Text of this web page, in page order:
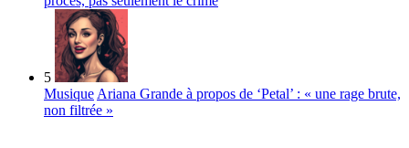
5
Musique Ariana Grande à propos de ‘Petal’ : « une rage brute,
non filtrée »